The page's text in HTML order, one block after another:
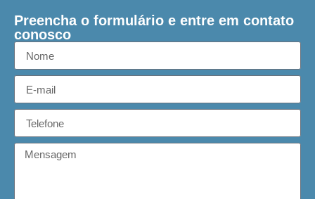
Preencha o formulário e entre em contato
conosco